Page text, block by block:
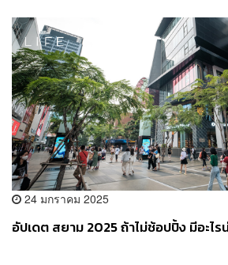
24 มกราคม 2025
อัปเดต สยาม 2025 ถ้าไม่ช้อปปิ้ง มีอะไร